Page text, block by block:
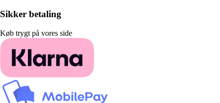
Sikker betaling
Køb trygt på vores side